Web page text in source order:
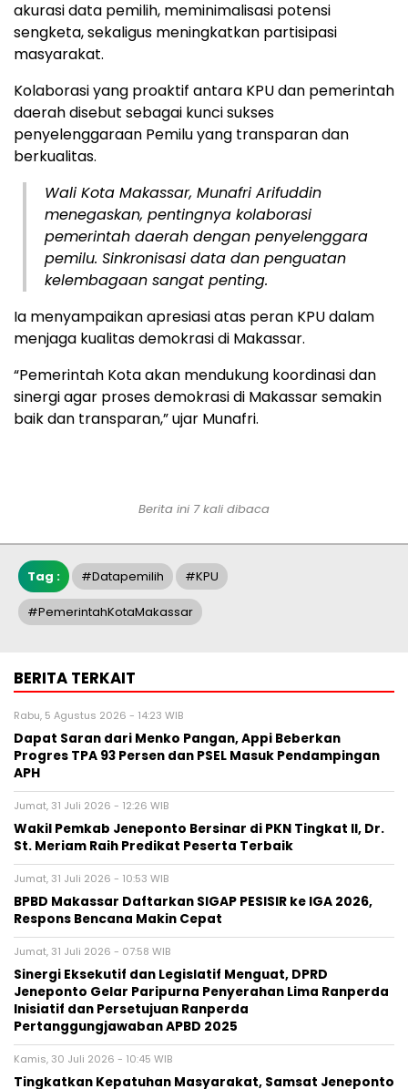
akurasi data pemilih, meminimalisasi potensi
sengketa, sekaligus meningkatkan partisipasi
masyarakat.
Kolaborasi yang proaktif antara KPU dan pemerintah
daerah disebut sebagai kunci sukses
penyelenggaraan Pemilu yang transparan dan
berkualitas.
Wali Kota Makassar, Munafri Arifuddin
menegaskan, pentingnya kolaborasi
pemerintah daerah dengan penyelenggara
pemilu. Sinkronisasi data dan penguatan
kelembagaan sangat penting.
Ia menyampaikan apresiasi atas peran KPU dalam
menjaga kualitas demokrasi di Makassar.
“Pemerintah Kota akan mendukung koordinasi dan
sinergi agar proses demokrasi di Makassar semakin
baik dan transparan,” ujar Munafri.
Berita ini 7 kali dibaca
Tag : #datapemilih #KPU
#PemerintahKotaMakassar
BERITA TERKAIT
Rabu, 5 Agustus 2026 - 14:23 WIB
Dapat Saran dari Menko Pangan, Appi Beberkan
Progres TPA 93 Persen dan PSEL Masuk Pendampingan
APH
Jumat, 31 Juli 2026 - 12:26 WIB
Wakil Pemkab Jeneponto Bersinar di PKN Tingkat II, Dr.
St. Meriam Raih Predikat Peserta Terbaik
Jumat, 31 Juli 2026 - 10:53 WIB
BPBD Makassar Daftarkan SIGAP PESISIR ke IGA 2026,
Respons Bencana Makin Cepat
Jumat, 31 Juli 2026 - 07:58 WIB
Sinergi Eksekutif dan Legislatif Menguat, DPRD
Jeneponto Gelar Paripurna Penyerahan Lima Ranperda
Inisiatif dan Persetujuan Ranperda
Pertanggungjawaban APBD 2025
Kamis, 30 Juli 2026 - 10:45 WIB
Tingkatkan Kepatuhan Masyarakat, Samsat Jeneponto